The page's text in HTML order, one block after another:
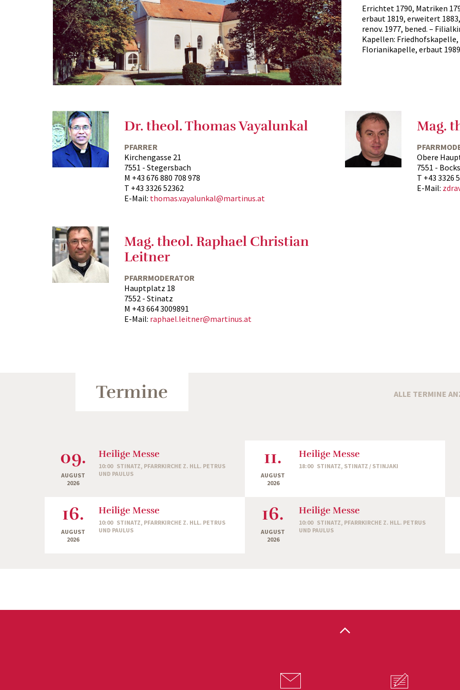
Errichtet 1790, Matriken
erbaut 1819, erweitert
renov. 1977, bened. –
Kapellen: Friedhofskapelle,
Florianikapelle, erbaut
Dr. theol. Thomas Vayalunkal
PFARRER
Kirchengasse 21
7551 - Stegersbach
M +43 676 880 708 978
T +43 3326 52362
E-Mail: thomas.vayalunkal@martinus.at
Mag.
Obere
7551 -
T +43 3326
E-Mail:
Mag. theol. Raphael Christian
Leitner
PFARRMODERATOR
Hauptplatz 18
7552 - Stinatz
M +43 664 3009891
E-Mail: raphael.leitner@martinus.at
Termine ALLE TERMINE
09.
AUGUST
2026
Heilige Messe
10:00 STINATZ, PFARRKIRCHE Z. HLL. PETRUS
UND PAULUS
11.
AUGUST
2026
Heilige Messe
18:00 STINATZ, STINATZ / STINJAKI
16.
AUGUST
2026
Heilige Messe
10:00 STINATZ, PFARRKIRCHE Z. HLL. PETRUS
UND PAULUS
16.
AUGUST
2026
Heilige Messe
10:00 STINATZ, PFARRKIRCHE Z. HLL. PETRUS
UND PAULUS